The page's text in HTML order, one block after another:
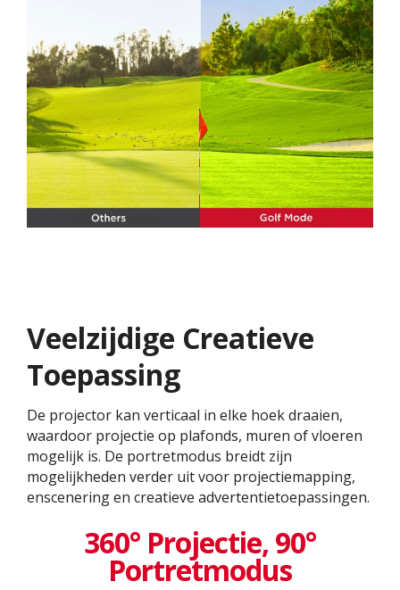
Veelzijdige Creatieve
Toepassing​
De projector kan verticaal in elke hoek draaien,
waardoor projectie op plafonds, muren of vloeren
mogelijk is. De portretmodus breidt zijn
mogelijkheden verder uit voor projectiemapping,
enscenering en creatieve advertentietoepassingen.
360° Projectie, 90°
Portretmodus